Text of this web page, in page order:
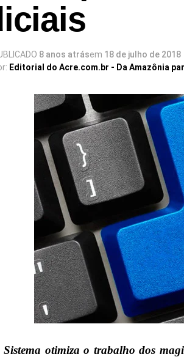
8 anos atrásem 18 de julho de 2018
Editorial do Acre.com.br - Da Amazônia
Sistema otimiza o trabalho dos